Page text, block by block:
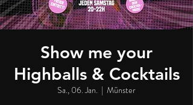
Show me your
Highballs & Cocktails
Sa., 06. Jan.
  |
Münster